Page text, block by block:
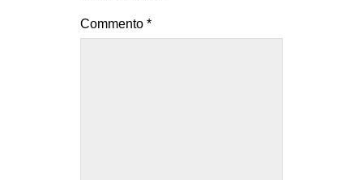
bsky
Commento *